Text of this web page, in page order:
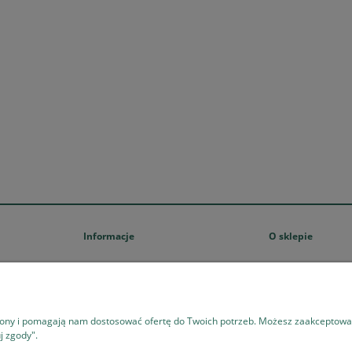
Informacje
Regulamin sklepu
Zwroty i reklamacje
O sklepie
Kontakt i dane
i pomagają nam dostosować ofertę do Twoich potrzeb. Możesz
zgody".